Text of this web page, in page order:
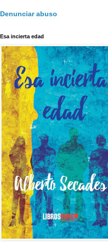
Denunciar abuso
Esa incierta edad